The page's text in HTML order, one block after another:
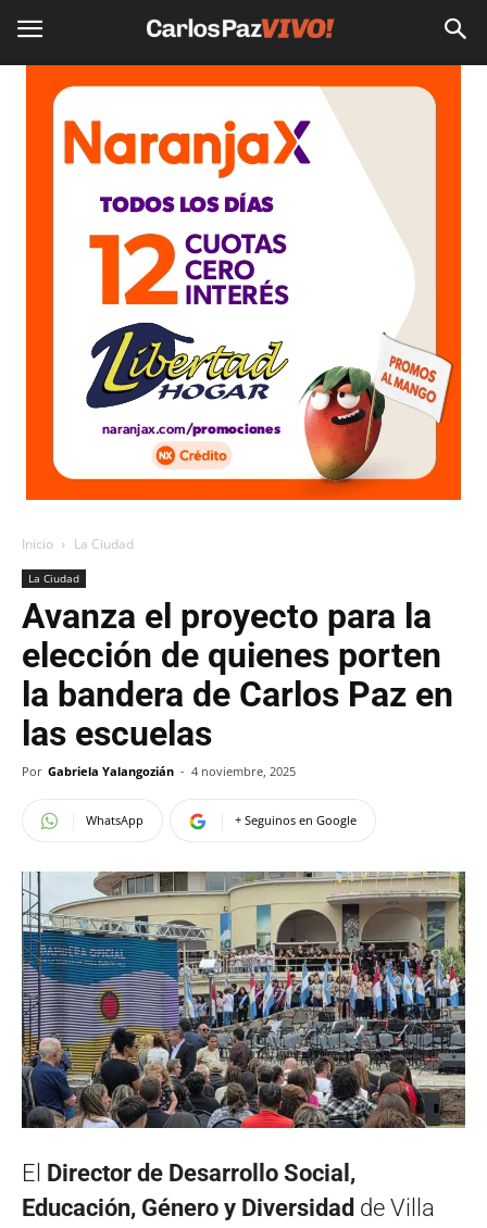
Inicio La Ciudad
La Ciudad
Avanza el proyecto para la
elección de quienes porten
la bandera de Carlos Paz en
las escuelas
Por Gabriela Yalangozián - 4 noviembre, 2025
WhatsApp + Seguinos en Google
El Director de Desarrollo Social,
Educación, Género y Diversidad de Villa